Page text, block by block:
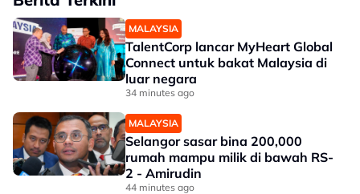
MALAYSIA
TalentCorp lancar MyHeart Global
Connect untuk bakat Malaysia di
luar negara
34 minutes ago
MALAYSIA
Selangor sasar bina 200,000
rumah mampu milik di bawah RS-
2 - Amirudin
44 minutes ago